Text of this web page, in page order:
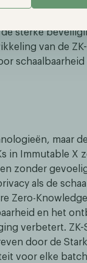
sterke
van de
maar
in Immutable X
zonder
als de
Zero-
en het
verbetert. ZK-
door de
voor elke